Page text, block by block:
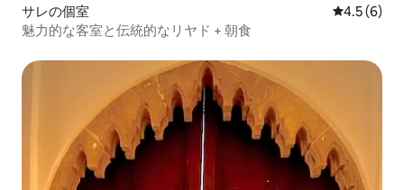
サレの個室 レビュー6
4.5 (6)
魅力的な客室と伝統的なリヤド + 朝食